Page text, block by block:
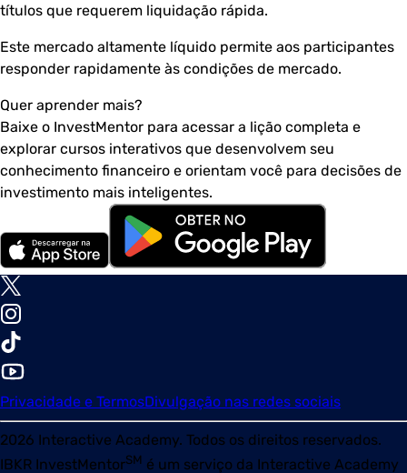
títulos que requerem liquidação rápida.
Este mercado altamente líquido permite aos participantes
responder rapidamente às condições de mercado.
Quer aprender mais?
Baixe o InvestMentor para acessar a lição completa e
explorar cursos interativos que desenvolvem seu
conhecimento financeiro e orientam você para decisões de
investimento mais inteligentes.
Privacidade e TermosDivulgação nas redes sociais
2026 Interactive Academy. Todos os direitos reservados.
IBKR InvestMentorSM é um serviço da Interactive Academy